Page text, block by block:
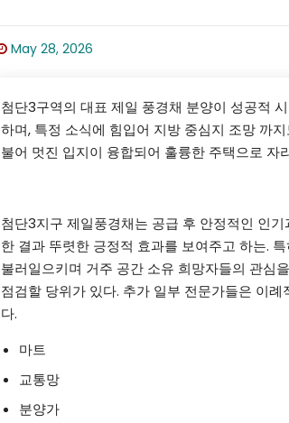
May 28, 2026
첨단3구역의 대표 제일 풍경채 분양이 성공적
하며, 특정 소식에 힘입어 지방 중심지 조망 까
불어 멋진 입지이 융합되어 훌륭한 주택으로 자
첨단3지구 제일풍경채는 공급 후 안정적인 인
한 결과 뚜렷한 긍정적 효과를 보여주고 하는.
불러일으키며 거주 공간 소유 희망자들의 관심
점검할 당위가 있다. 추가 일부 전문가들은 이
다.
마트
교통망
분양가